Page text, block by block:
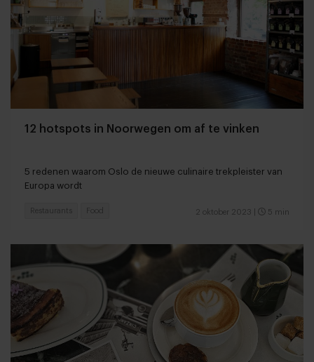
12 hotspots in Noorwegen om af te vinken
5 redenen waarom Oslo de nieuwe culinaire trekpleister van
Europa wordt
2 oktober 2023 5 min
Restaurants Food